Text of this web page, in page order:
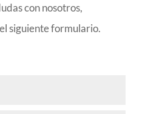
con nosotros,
siguiente formulario.